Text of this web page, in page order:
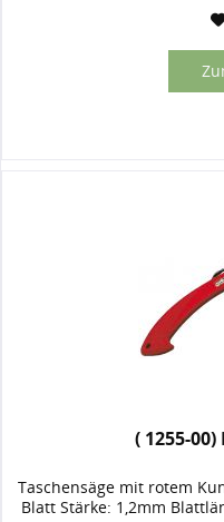
( 1255-
Taschensäge mit rotem
Blatt Stärke: 1,2mm